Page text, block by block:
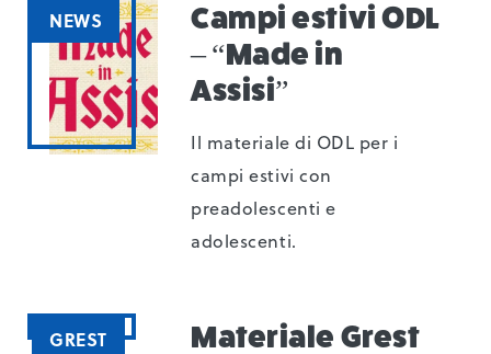
NEWS
Campi estivi ODL
– “Made in
Assisi”
Il materiale di ODL per i
campi estivi con
preadolescenti e
adolescenti.
GREST
Materiale Grest